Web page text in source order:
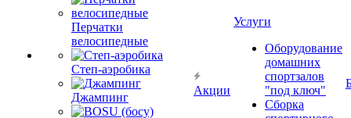
Перчатки
велосипедные
Степ-аэробика
Джампинг
Акции
Услуги
Оборудование
домашних
спортзалов
"под ключ"
Сборка